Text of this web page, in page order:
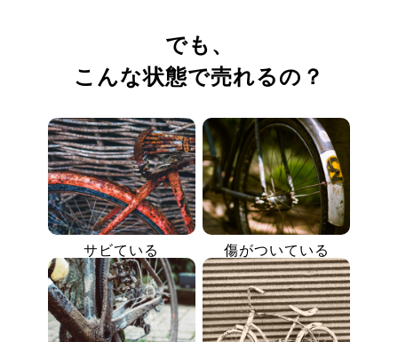
でも、
こんな状態で売れるの？
サビている 傷がついている